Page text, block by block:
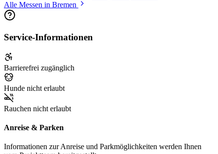
Alle Messen in Bremen
Service-Informationen
Barrierefrei zugänglich
Hunde nicht erlaubt
Rauchen nicht erlaubt
Anreise & Parken
Informationen zur Anreise und Parkmöglichkeiten werden Ihnen